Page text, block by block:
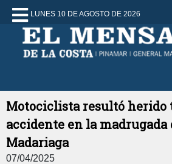
LUNES 10 DE AGOSTO DE 2026
Motociclista resultó herido
accidente en la
Madariaga
07/04/2025